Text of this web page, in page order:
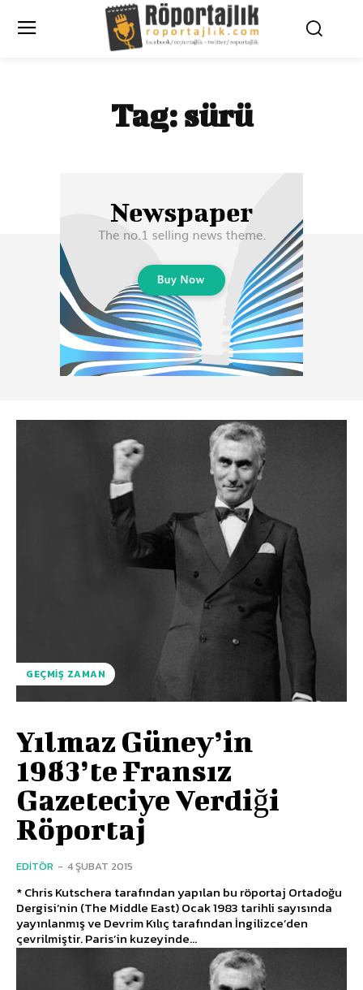
Tag: sürü
GEÇMIŞ ZAMAN
Yılmaz Güney’in
1983’te Fransız
Gazeteciye Verdiği
Röportaj
EDITÖR - 4 ŞUBAT 2015
* Chris Kutschera tarafından yapılan bu röportaj Ortadoğu
Dergisi’nin (The Middle East) Ocak 1983 tarihli sayısında
yayınlanmış ve Devrim Kılıç tarafından İngilizce’den
çevrilmiştir. Paris’in kuzeyinde...